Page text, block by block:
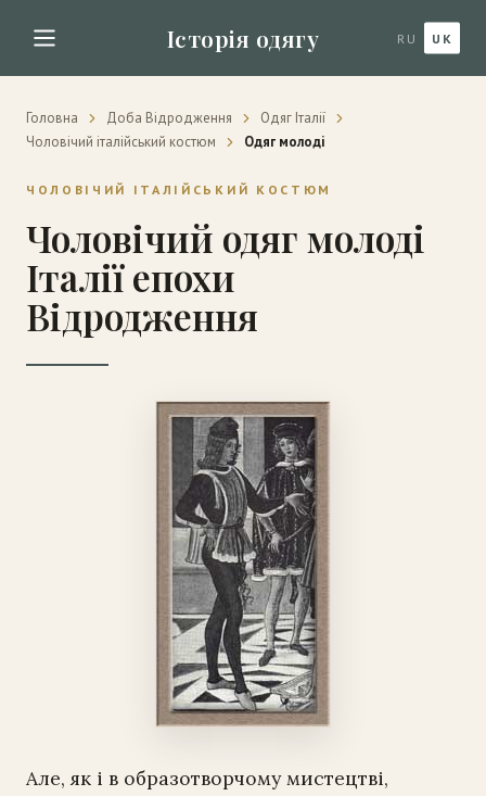
Історія одягу RU UK
Головна Доба Відродження
Одяг Італії
Чоловічий італійський костюм
Одяг молоді
ЧОЛОВІЧИЙ ІТАЛІЙСЬКИЙ КОСТЮМ
Чоловічий одяг молоді
Італії епохи
Відродження
Але, як і в образотворчому мистецтві,